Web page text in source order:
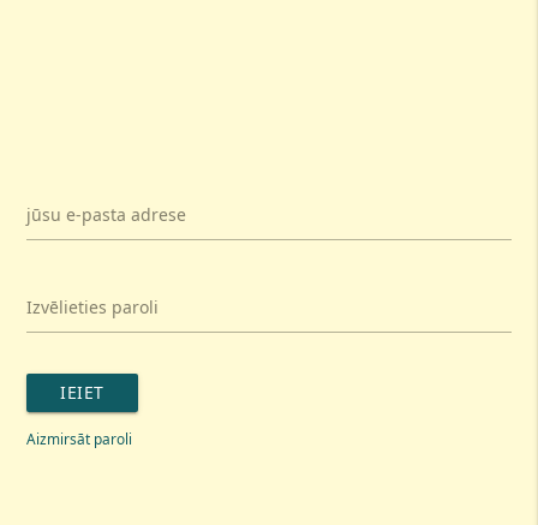
jūsu e-pasta adrese
Izvēlieties paroli
IEIET
Aizmirsāt paroli